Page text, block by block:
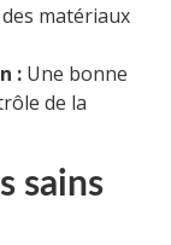
matériaux
: Une bonne
de la
sains